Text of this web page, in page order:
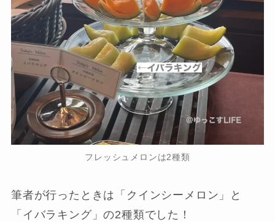
フレッシュメロンは2種類
筆者が行ったときは「クインシーメロン」と
「イバラキング」の2種類でした！